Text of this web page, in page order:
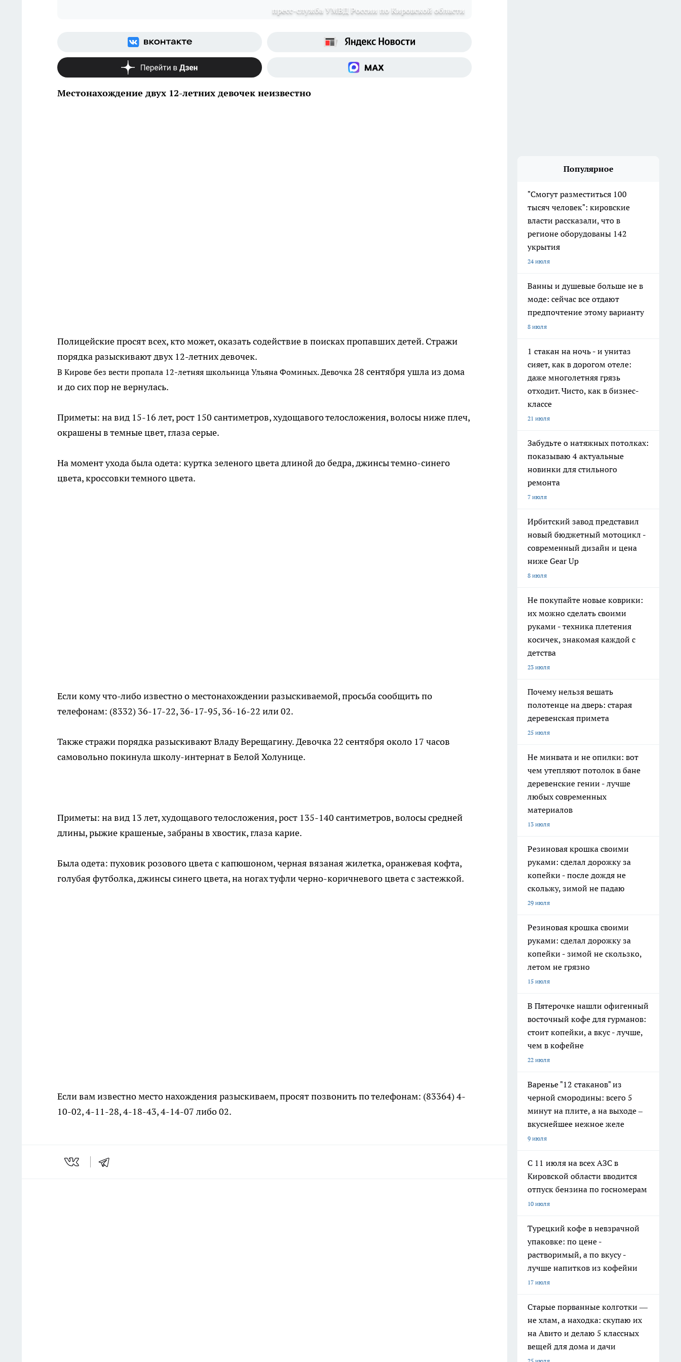
пресс-служба УМВД России по Кировской области
Местонахождение двух 12-летних девочек неизвестно
Полицейские просят всех, кто может, оказать содействие в поисках пропавших детей. Стражи
порядка разыскивают двух 12-летних девочек.
В Кирове без вести пропала 12-летняя школьница Ульяна Фоминых. Девочка 28 сентября ушла из дома
и до сих пор не вернулась.
Приметы: на вид 15-16 лет, рост 150 сантиметров, худощавого телосложения, волосы ниже плеч,
окрашены в темные цвет, глаза серые.
На момент ухода была одета: куртка зеленого цвета длиной до бедра, джинсы темно-синего
цвета, кроссовки темного цвета.
Если кому что-либо известно о местонахождении разыскиваемой, просьба сообщить по
телефонам: (8332) 36-17-22, 36-17-95, 36-16-22 или 02.
Также стражи порядка разыскивают Владу Верещагину. Девочка 22 сентября около 17 часов
самовольно покинула школу-интернат в Белой Холунице.
Приметы: на вид 13 лет, худощавого телосложения, рост 135-140 сантиметров, волосы средней
длины, рыжие крашеные, забраны в хвостик, глаза карие.
Была одета: пуховик розового цвета с капюшоном, черная вязаная жилетка, оранжевая кофта,
голубая футболка, джинсы синего цвета, на ногах туфли черно-коричневого цвета с застежкой.
Если вам известно место нахождения разыскиваем, просят позвонить по телефонам: (83364) 4-
10-02, 4-11-28, 4-18-43, 4-14-07 либо 02.
Популярное
"Смогут разместиться 100
тысяч человек": кировские
власти рассказали, что в
регионе оборудованы 142
укрытия
24 июля
Ванны и душевые больше не в
моде: сейчас все отдают
предпочтение этому варианту
8 июля
1 стакан на ночь - и унитаз
сияет, как в дорогом отеле:
даже многолетняя грязь
отходит. Чисто, как в бизнес-
классе
21 июля
Забудьте о натяжных потолках:
показываю 4 актуальные
новинки для стильного
ремонта
7 июля
Ирбитский завод представил
новый бюджетный мотоцикл -
современный дизайн и цена
ниже Gear Up
8 июля
Не покупайте новые коврики:
их можно сделать своими
руками - техника плетения
косичек, знакомая каждой с
детства
23 июля
Почему нельзя вешать
полотенце на дверь: старая
деревенская примета
25 июля
Не минвата и не опилки: вот
чем утепляют потолок в бане
деревенские гении - лучше
любых современных
материалов
13 июля
Резиновая крошка своими
руками: сделал дорожку за
копейки - после дождя не
скольжу, зимой не падаю
29 июля
Резиновая крошка своими
руками: сделал дорожку за
копейки - зимой не скользко,
летом не грязно
15 июля
В Пятерочке нашли офигенный
восточный кофе для гурманов:
стоит копейки, а вкус - лучше,
чем в кофейне
22 июля
Варенье "12 стаканов" из
черной смородины: всего 5
минут на плите, а на выходе –
вкуснейшее нежное желе
9 июля
С 11 июля на всех АЗС в
Кировской области вводится
отпуск бензина по госномерам
10 июля
Турецкий кофе в невзрачной
упаковке: по цене -
растворимый, а по вкусу -
лучше напитков из кофейни
17 июля
Старые порванные колготки —
не хлам, а находка: скупаю их
на Авито и делаю 5 классных
вещей для дома и дачи